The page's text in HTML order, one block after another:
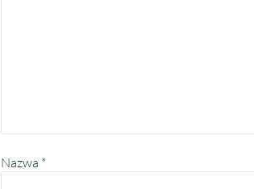
Nazwa *